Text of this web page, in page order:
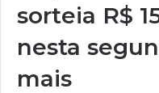
sorteia R$
nesta
mais